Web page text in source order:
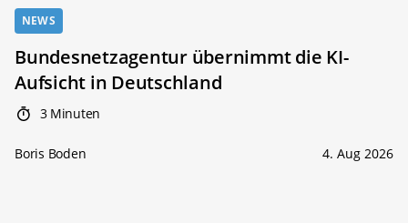
NEWS
Bundesnetzagentur übernimmt die KI-
Aufsicht in Deutschland
3 Minuten
Boris Boden 4. Aug 2026